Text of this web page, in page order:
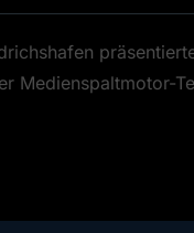
Medienspaltmotor-